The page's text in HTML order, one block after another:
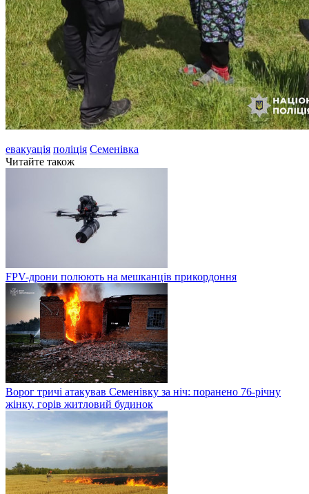
евакуація поліція Семенівка
Читайте також
FPV-дрони полюють на мешканців прикордоння
Ворог тричі атакував Семенівку за ніч: поранено 76-річну
жінку, горів житловий будинок